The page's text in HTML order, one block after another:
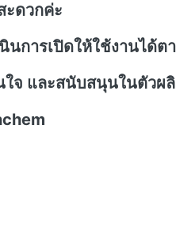
ะดวกค่ะ
นการเปิดให้ใช้งานได้ต
จ และสนับสนุนในตัว